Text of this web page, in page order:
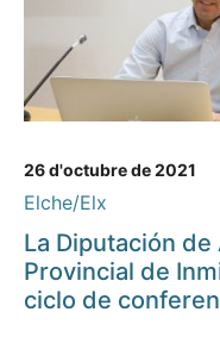
26 d'octubre de 2021
Elche/Elx
La Diputación
Provincial de
ciclo de